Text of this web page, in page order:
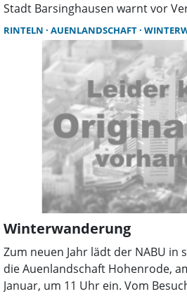
Stadt Barsinghausen warnt vor
RINTELN AUENLANDSCHAFT
Winterwanderung
Zum neuen Jahr lädt der NABU in
die Auenlandschaft Hohenrode,
Januar, um 11 Uhr ein. Vom